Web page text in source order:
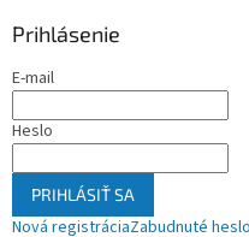
Prihlásenie
E-mail
Heslo
PRIHLÁSIŤ SA
Nová registráciaZabudnuté heslo